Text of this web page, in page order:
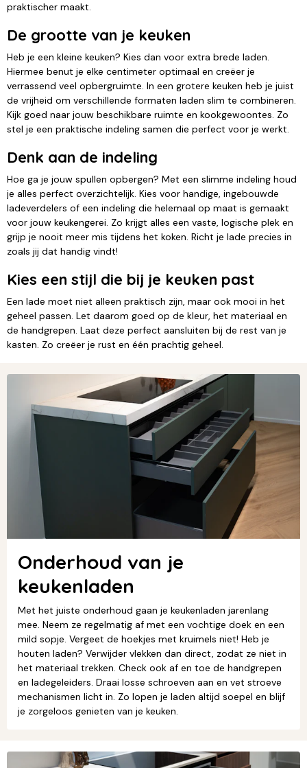
praktischer maakt.
De grootte van je keuken
Heb je een kleine keuken? Kies dan voor extra brede laden.
Hiermee benut je elke centimeter optimaal en creëer je
verrassend veel opbergruimte. In een grotere keuken heb je juist
de vrijheid om verschillende formaten laden slim te combineren.
Kijk goed naar jouw beschikbare ruimte en kookgewoontes. Zo
stel je een praktische indeling samen die perfect voor je werkt.
Denk aan de indeling
Hoe ga je jouw spullen opbergen? Met een slimme indeling houd
je alles perfect overzichtelijk. Kies voor handige, ingebouwde
ladeverdelers of een indeling die helemaal op maat is gemaakt
voor jouw keukengerei. Zo krijgt alles een vaste, logische plek en
grijp je nooit meer mis tijdens het koken. Richt je lade precies in
zoals jij dat handig vindt!
Kies een stijl die bij je keuken past
Een lade moet niet alleen praktisch zijn, maar ook mooi in het
geheel passen. Let daarom goed op de kleur, het materiaal en
de handgrepen. Laat deze perfect aansluiten bij de rest van je
kasten. Zo creëer je rust en één prachtig geheel.
Onderhoud van je
keukenladen
Met het juiste onderhoud gaan je keukenladen jarenlang
mee. Neem ze regelmatig af met een vochtige doek en een
mild sopje. Vergeet de hoekjes met kruimels niet! Heb je
houten laden? Verwijder vlekken dan direct, zodat ze niet in
het materiaal trekken. Check ook af en toe de handgrepen
en ladegeleiders. Draai losse schroeven aan en vet stroeve
mechanismen licht in. Zo lopen je laden altijd soepel en blijf
je zorgeloos genieten van je keuken.